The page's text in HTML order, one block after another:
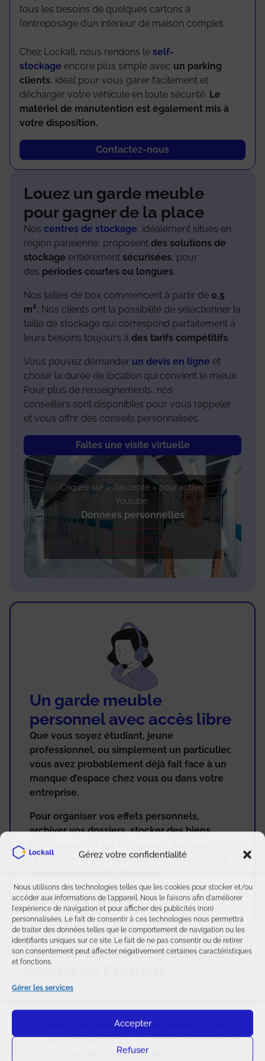
Gérez votre confidentialité
Nous utilisons des technologies telles que les cookies pour stocker et/ou
accéder aux informations de l'appareil. Nous le faisons afin d'améliorer
l'expérience de navigation et pour afficher des publicités (non)
personnalisées. Le fait de consentir à ces technologies nous permettra
de traiter des données telles que le comportement de navigation ou les
identifiants uniques sur ce site. Le fait de ne pas consentir ou de retirer
son consentement peut affecter négativement certaines caractéristiques
et fonctions.
Gérer les services
Accepter
Refuser
tous les besoins de quelques cartons à
l’entreposage d’un intérieur de maison complet.
Chez Lockall, nous rendons le self-
stockage encore plus simple avec un parking
clients, idéal pour vous garer facilement et
décharger votre véhicule en toute sécurité. Le
matériel de manutention est également mis à
votre disposition.
Contactez-nous
Louez un garde meuble
pour gagner de la place
Nos centres de stockage, idéalement situés en
région parisienne, proposent des solutions de
stockage entièrement sécurisées, pour
des périodes courtes ou longues.
Nos tailles de box commencent à partir de 0,5
m². Nos clients ont la possibilité de sélectionner la
taille de stockage qui correspond parfaitement à
leurs besoins toujours à des tarifs compétitifs.
Vous pouvez demander un devis en ligne et
choisir la durée de location qui convient le mieux.
Pour plus de renseignements, nos
conseillers sont disponibles pour vous rappeler
et vous offrir des conseils personnalisés.
Faites une visite virtuelle
Cliquez sur « J’accepte » pour activer
Youtube
Données personnelles
J’accepte
Un garde meuble
personnel avec accès libre
Que vous soyez étudiant, jeune
professionnel, ou simplement un particulier,
vous avez probablement déjà fait face à un
manque d’espace chez vous ou dans votre
entreprise.
Pour organiser vos effets personnels,
archiver vos dossiers, stocker des biens
la solution la plus pratique est de recourir à
01 89 71 30 73
Un self-stockage 5 étoiles
Lockall offre une large gamme de services pour
Box et espaces de tailles variées, allant
de 0,5 à 30m²pour les espaces sur mesure.
Contrat de location flexible